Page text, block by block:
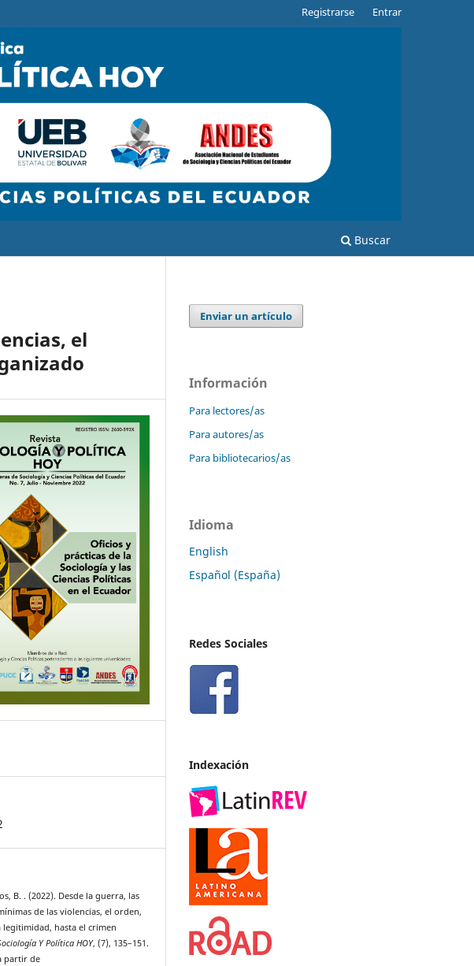
Buscar
Registrarse Entrar
el
B. . (2022). Desde la guerra, las
de las violencias, el orden,
hasta el crimen
Y Política HOY, (7), 135–151.
partir de
Enviar un artículo
Información
Para lectores/as
Para autores/as
Para bibliotecarios/as
Idioma
English
Español (España)
Redes Sociales
Indexación